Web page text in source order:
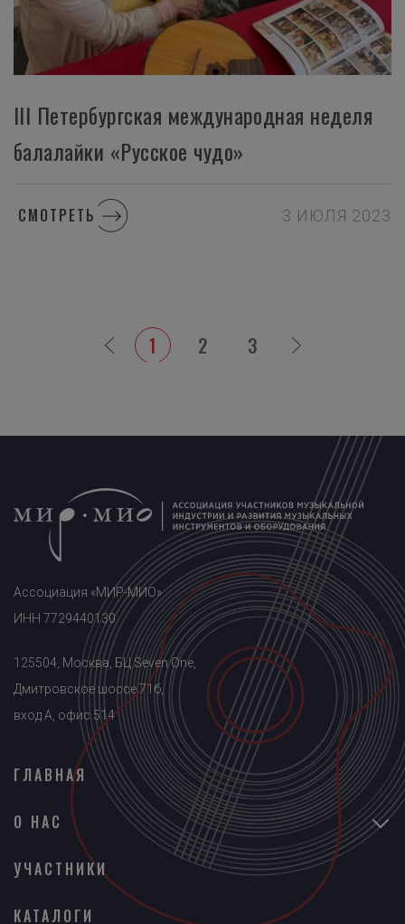
III Петербургская международная неделя
балалайки «Русское чудо»
СМОТРЕТЬ 3 ИЮЛЯ 2023
1 2 3
Ассоциация «МИР-МИО»
ИНН 7729440130
125504, Москва, БЦ Seven One,
Дмитровское шоссе 71б,
вход A, офис 514
ГЛАВНАЯ
О НАС
УЧАСТНИКИ
КАТАЛОГИ